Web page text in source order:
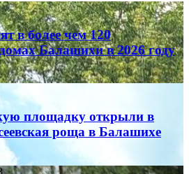
в более чем 120
Балашихи в 2026 году
площадку открыли в
роща в Балашихе